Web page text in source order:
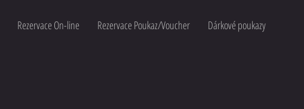
Rezervace On-line Rezervace Poukaz/Voucher Dárkové poukazy